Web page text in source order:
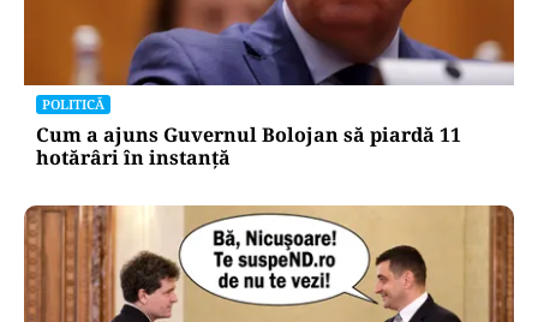
POLITICĂ
Cum a ajuns Guvernul Bolojan să piardă 11
hotărâri în instanță